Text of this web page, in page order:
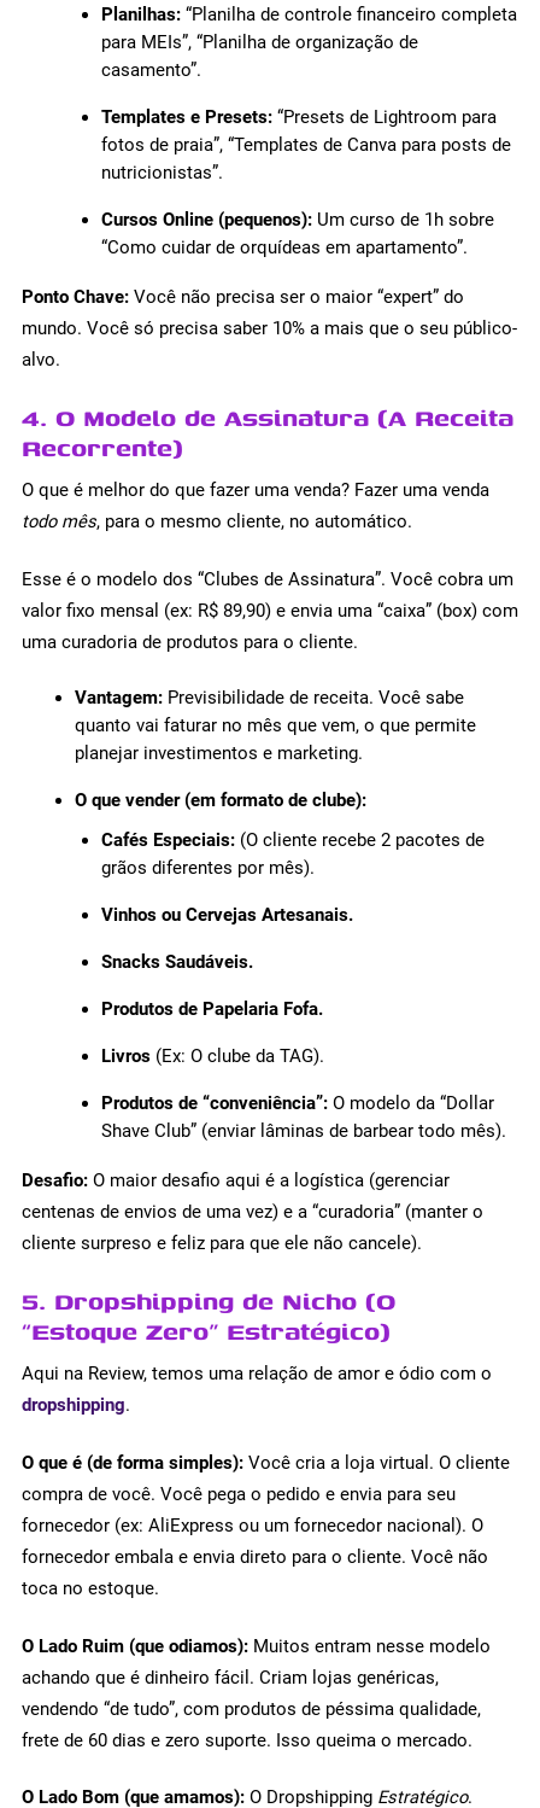
Planilhas:“Planilha de controle financeiro completa
para MEIs”, “Planilha de organização de
casamento”.
Templates e Presets:“Presets de Lightroom para
fotos de praia”, “Templates de Canva para posts de
nutricionistas”.
Cursos Online (pequenos):Um curso de 1h sobre
“Como cuidar de orquídeas em apartamento”.
Ponto Chave: Você não precisa ser o maior “expert” do
mundo. Você só precisa saber 10% a mais que o seu público-
alvo.
4. O Modelo de Assinatura (A Receita
Recorrente)
O que é melhor do que fazer uma venda? Fazer uma venda
todo mês, para o mesmo cliente, no automático.
Esse é o modelo dos “Clubes de Assinatura”. Você cobra um
valor fixo mensal (ex: R$ 89,90) e envia uma “caixa” (box) com
uma curadoria de produtos para o cliente.
Vantagem:Previsibilidade de receita. Você sabe
quanto vai faturar no mês que vem, o que permite
planejar investimentos e marketing.
O que vender (em formato de clube):
Cafés Especiais:(O cliente recebe 2 pacotes de
grãos diferentes por mês).
Vinhos ou Cervejas Artesanais.
Snacks Saudáveis.
Produtos de Papelaria Fofa.
Livros(Ex: O clube da TAG).
Produtos de “conveniência”:O modelo da “Dollar
Shave Club” (enviar lâminas de barbear todo mês).
Desafio: O maior desafio aqui é a logística (gerenciar
centenas de envios de uma vez) e a “curadoria” (manter o
cliente surpreso e feliz para que ele não cancele).
5. Dropshipping de Nicho (O
“Estoque Zero” Estratégico)
Aqui na Review, temos uma relação de amor e ódio com o
dropshipping.
O que é (de forma simples): Você cria a loja virtual. O cliente
compra de você. Você pega o pedido e envia para seu
fornecedor (ex: AliExpress ou um fornecedor nacional). O
fornecedor embala e envia direto para o cliente. Você não
toca no estoque.
O Lado Ruim (que odiamos): Muitos entram nesse modelo
achando que é dinheiro fácil. Criam lojas genéricas,
vendendo “de tudo”, com produtos de péssima qualidade,
frete de 60 dias e zero suporte. Isso queima o mercado.
O Lado Bom (que amamos): O Dropshipping Estratégico.